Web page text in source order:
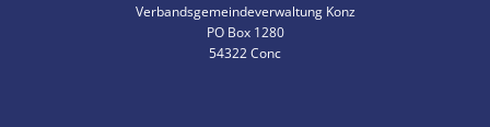
Verbandsgemeindeverwaltung Konz
PO Box 1280
54322 Conc